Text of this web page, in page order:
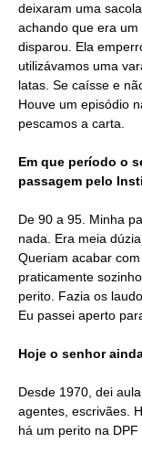
deixaram uma
achando que era
disparou. Ela
utilizávamos uma
latas. Se caísse e
Houve um episódio
pescamos a carta.
Em que período o
passagem pelo
De 90 a 95. Minha
nada. Era meia
Queriam acabar
praticamente
perito. Fazia os
Eu passei aperto
Hoje o senhor
Desde 1970, dei
agentes, escrivães.
há um perito na